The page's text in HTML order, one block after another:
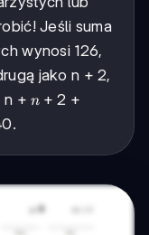
Jeśli suma
wynosi 126,
jako n + 2,
n +n
n + 2 +